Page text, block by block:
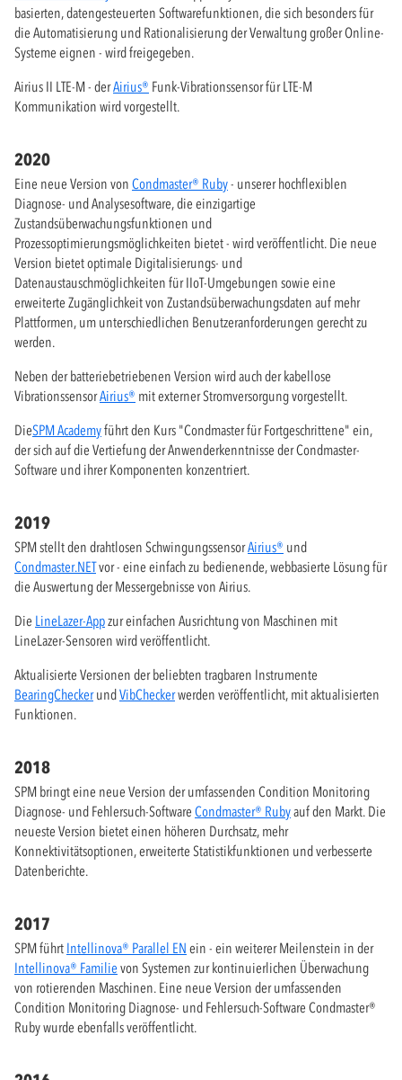
basierten, datengesteuerten Softwarefunktionen, die sich besonders für
die Automatisierung und Rationalisierung der Verwaltung großer Online-
Systeme eignen - wird freigegeben.
Airius II LTE-M - derAirius® Funk-Vibrationssensor für LTE-M
Kommunikation wird vorgestellt.
2020
Eine neue Version von Condmaster® Ruby- unserer hochflexiblen
Diagnose- und Analysesoftware, die einzigartige
Zustandsüberwachungsfunktionen und
Prozessoptimierungsmöglichkeiten bietet - wird veröffentlicht. Die neue
Version bietet optimale Digitalisierungs- und
Datenaustauschmöglichkeiten für IIoT-Umgebungen sowie eine
erweiterte Zugänglichkeit von Zustandsüberwachungsdaten auf mehr
Plattformen, um unterschiedlichen Benutzeranforderungen gerecht zu
werden.
Neben der batteriebetriebenen Version wird auch der kabellose
VibrationssensorAirius® mit externer Stromversorgung vorgestellt.
DieSPM Academyführt den Kurs "Condmaster für Fortgeschrittene" ein,
der sich auf die Vertiefung der Anwenderkenntnisse der Condmaster-
Software und ihrer Komponenten konzentriert.
2019
SPM stellt den drahtlosen SchwingungssensorAirius® und
Condmaster.NETvor - eine einfach zu bedienende, webbasierte Lösung für
die Auswertung der Messergebnisse von Airius.
Die LineLazer-Appzur einfachen Ausrichtung von Maschinen mit
LineLazer-Sensoren wird veröffentlicht.
Aktualisierte Versionen der beliebten tragbaren Instrumente
BearingCheckerundVibCheckerwerden veröffentlicht, mit aktualisierten
Funktionen.
2018
SPM bringt eine neue Version der umfassenden Condition Monitoring
Diagnose- und Fehlersuch-Software Condmaster® Rubyauf den Markt. Die
neueste Version bietet einen höheren Durchsatz, mehr
Konnektivitätsoptionen, erweiterte Statistikfunktionen und verbesserte
Datenberichte.
2017
SPM führt Intellinova® Parallel EN ein - ein weiterer Meilenstein in der
Intellinova® Familie von Systemen zur kontinuierlichen Überwachung
von rotierenden Maschinen. Eine neue Version der umfassenden
Condition Monitoring Diagnose- und Fehlersuch-Software Condmaster®
Ruby wurde ebenfalls veröffentlicht.